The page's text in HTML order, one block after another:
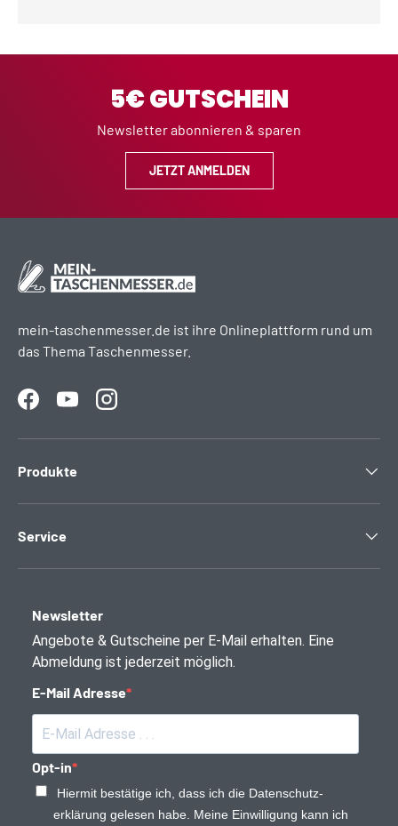
5€ GUTSCHEIN
Newsletter abonnieren & sparen
JETZT ANMELDEN
mein-taschenmesser.de ist ihre Onlineplattform rund um
das Thema Taschenmesser.
FacebookYouTubeInstagram
Produkte
Service
Newsletter
Angebote & Gutscheine per E-Mail erhalten. Eine
Abmeldung ist jederzeit möglich.
E-Mail Adresse
Opt-in
Hiermit bestätige ich, dass ich die Daten­schutz­
erklärung gelesen habe. Meine Einwilligung kann ich